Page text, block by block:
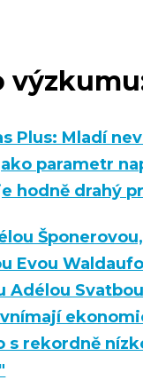
Plus: Mladí
parametr
hodně drahý
Šponerovou,
Evou
Adélou
vnímají
s rekordně